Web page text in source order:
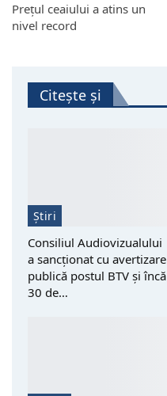
Prețul ceaiului a atins un
nivel record
Citește și
Știri
Consiliul Audiovizualului
a sancționat cu avertizare
publică postul BTV și încă
30 de…